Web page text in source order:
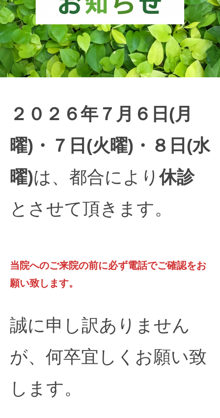
血
液
浄
化
療
法
ク
ッ２０２６年７月６日(月
曜)・７日(火曜)・８日(水
曜)は、都合により休診
とさせて頂きます。
当院へのご来院の前に必ず電話でご確認をお
願い致します。
誠に申し訳ありません
が、何卒宜しくお願い致
します。